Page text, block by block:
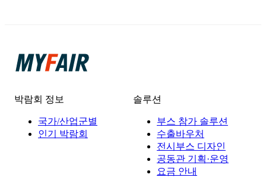
박람회 정보
국가/산업군별
인기 박람회
솔루션
부스 참가 솔루션
수출바우처
전시부스 디자인
공동관 기획·운영
요금 안내